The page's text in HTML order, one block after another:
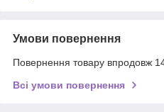
Умови повернення
Повернення товару впродовж
Всі умови повернення